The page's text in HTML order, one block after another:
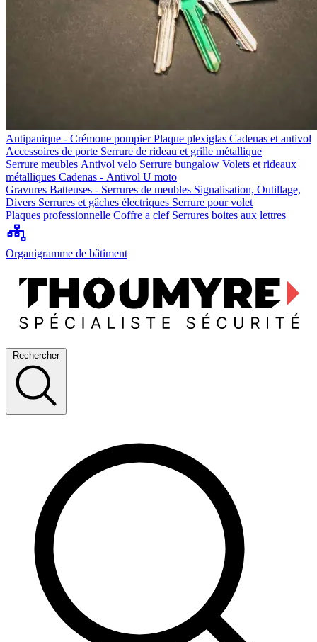
Antipanique - Crémone pompierPlaque plexiglas Cadenas et antivol
Accessoires de porte Serrure de rideau et grille métallique
Serrure meubles Antivol velo Serrure bungalow Volets et rideaux
métalliques Cadenas - Antivol U moto
Gravures Batteuses - Serrures de meubles Signalisation, Outillage,
Divers Serrures et gâches électriques Serrure pour volet
Plaques professionnelle Coffre a clef Serrures boites aux lettres
Organigramme de bâtiment
Rechercher